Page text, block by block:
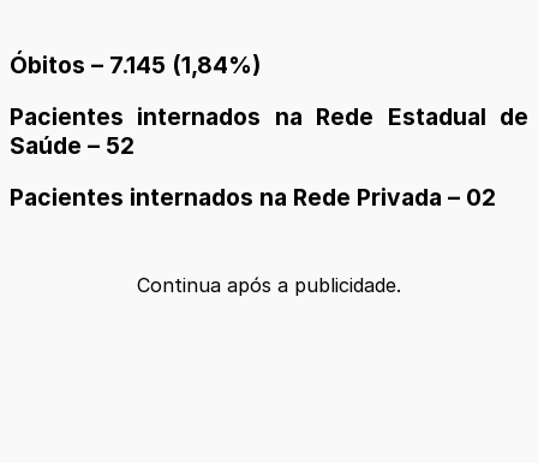
Óbitos – 7.145 (1,84%)
Pacientes internados na Rede Estadual de
Saúde – 52
Pacientes internados na Rede Privada – 02
Continua após a publicidade.